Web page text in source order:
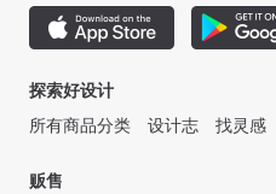
探索好设计
所有商品分类
设计志 找灵感
贩售